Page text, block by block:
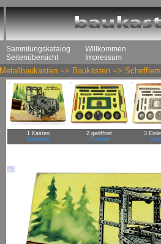
Sammlungskatalog
Seitenübersicht
Willkommen
Impressum
Metallbaukasten => Baukästen => Schefflers
1 Kasten
Großbild
2 geöffnet
Großbild
3